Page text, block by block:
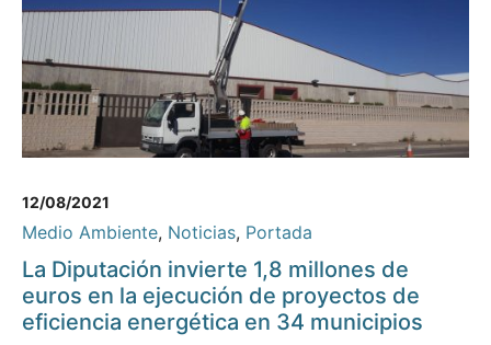
12/08/2021
Medio Ambiente, Noticias, Portada
La Diputación invierte 1,8 millones de
euros en la ejecución de proyectos de
eficiencia energética en 34 municipios